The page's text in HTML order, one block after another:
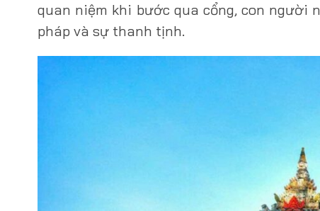
quan niệm khi bước qua cổng, con người
pháp và sự thanh tịnh.